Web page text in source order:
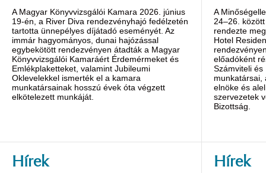
A Magyar Könyvvizsgálói Kamara 2026. június
19-én, a River Diva rendezvényhajó fedélzetén
tartotta ünnepélyes díjátadó eseményét. Az
immár hagyományos, dunai hajózással
egybekötött rendezvényen átadták a Magyar
Könyvvizsgálói Kamaráért Érdemérmeket és
Emlékplaketteket, valamint Jubileumi
Oklevelekkel ismerték el a kamara
munkatársainak hosszú évek óta végzett
elkötelezett munkáját.
A
24–26.
rendezte
Hotel
előadóként
Számviteli és
munkatársai,
elnöke és
szervezetek
Bizottság.
Hírek Hírek